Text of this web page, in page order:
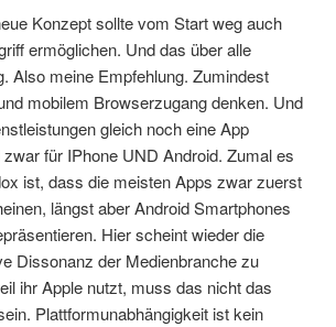
Konzept sollte vom Start weg auch
ermöglichen. Und das über alle
Also meine Empfehlung. Zumindest
mobilem Browserzugang denken. Und
gleich noch eine App
für IPhone UND Android. Zumal es
ist, dass die meisten Apps zwar zuerst
längst aber Android Smartphones
Hier scheint wieder die
Dissonanz der Medienbranche zu
ihr Apple nutzt, muss das nicht das
Plattformunabhängigkeit ist kein